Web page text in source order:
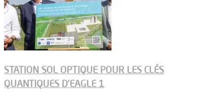
STATION SOL OPTIQUE POUR LES CLÉS
QUANTIQUES D’EAGLE 1